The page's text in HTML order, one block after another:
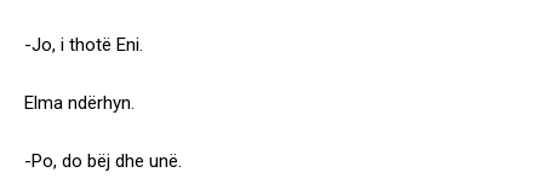
-Jo, i thotë Eni.
Elma ndërhyn.
-Po, do bëj dhe unë.